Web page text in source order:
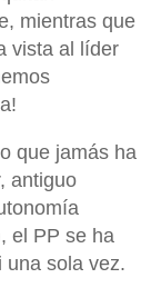
mientras que
vista al líder
que jamás ha
antiguo
el PP se ha
una sola vez.